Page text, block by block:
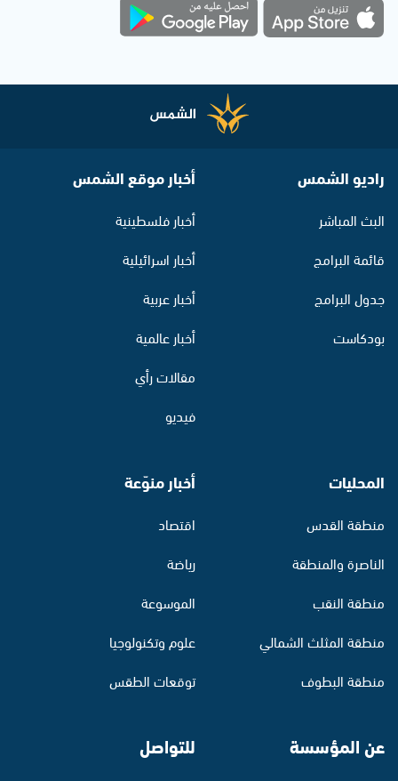
راديو الشمس
البث المباشر
قائمة البرامج
جدول البرامج
بودكاست
أخبار موقع الشمس
أخبار فلسطينية
أخبار اسرائيلية
أخبار عربية
أخبار عالمية
مقالات رأي
فيديو
المحليات
منطقة القدس
الناصرة والمنطقة
منطقة النقب
منطقة المثلث الشمالي
منطقة البطوف
أخبار منوّعة
اقتصاد
رياضة
الموسوعة
علوم وتكنولوجيا
توقعات الطقس
عن المؤسسة للتواصل